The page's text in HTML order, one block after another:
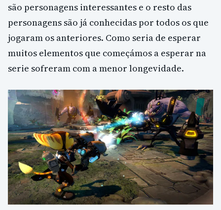
são personagens interessantes e o resto das
personagens são já conhecidas por todos os que
jogaram os anteriores. Como seria de esperar
muitos elementos que começámos a esperar na
serie sofreram com a menor longevidade.